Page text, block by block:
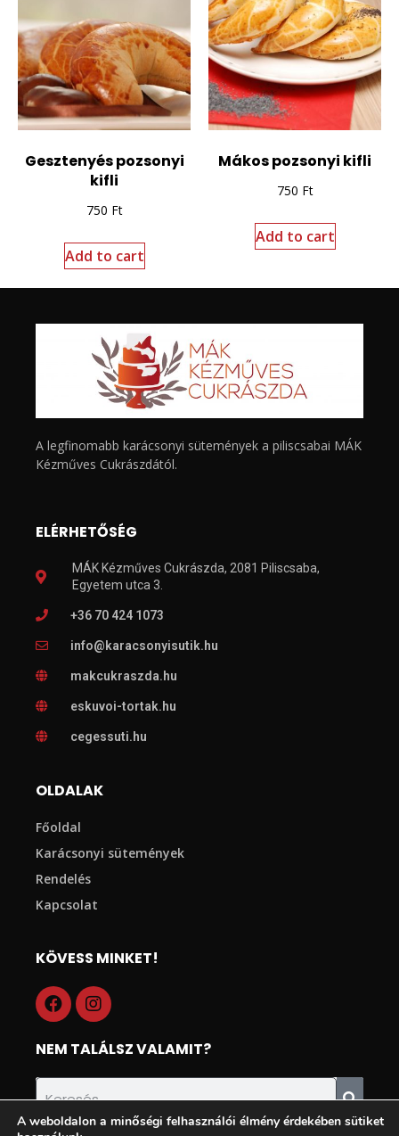
Gesztenyés pozsonyi
kifli
750 Ft
Add to cart
Mákos pozsonyi kifli
750 Ft
Add to cart
A legfinomabb karácsonyi sütemények a piliscsabai MÁK
Kézműves Cukrászdától.
ELÉRHETŐSÉG
MÁK Kézműves Cukrászda, 2081 Piliscsaba,
Egyetem utca 3.
+36 70 424 1073
info@karacsonyisutik.hu
makcukraszda.hu
eskuvoi-tortak.hu
cegessuti.hu
OLDALAK
Főoldal
Karácsonyi sütemények
Rendelés
Kapcsolat
KÖVESS MINKET!
NEM TALÁLSZ VALAMIT?
A weboldalon a minőségi felhasználói élmény érdekében sütiket